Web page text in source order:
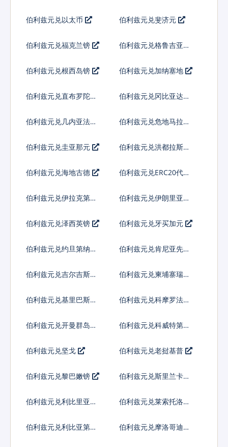
伯利兹元兑以太币 伯利兹元兑斐济元
伯利兹元兑福克兰镑
伯利兹元兑格鲁吉亚拉
伯利兹元兑根西岛镑 伯利兹元兑加纳塞地
伯利兹元兑直布罗陀镑
伯利兹元兑冈比亚达拉
伯利兹元兑几内亚法郎
伯利兹元兑危地马拉格
伯利兹元兑圭亚那元
伯利兹元兑洪都拉斯伦
伯利兹元兑海地古德 伯利兹元兑ERC20代币
伯利兹元兑伊拉克第纳
伯利兹元兑伊朗里亚尔
伯利兹元兑泽西英镑 伯利兹元兑牙买加元
伯利兹元兑约旦第纳尔 伯利兹元兑肯尼亚先令
伯利兹元兑吉尔吉斯斯
伯利兹元兑柬埔寨瑞尔
伯利兹元兑基里巴斯元 伯利兹元兑科摩罗法郎
伯利兹元兑开曼群岛元
伯利兹元兑科威特第纳
伯利兹元兑坚戈 伯利兹元兑老挝基普
伯利兹元兑黎巴嫩镑
伯利兹元兑斯里兰卡卢
伯利兹元兑利比里亚元 伯利兹元兑莱索托洛蒂
伯利兹元兑利比亚第纳
伯利兹元兑摩洛哥迪拉